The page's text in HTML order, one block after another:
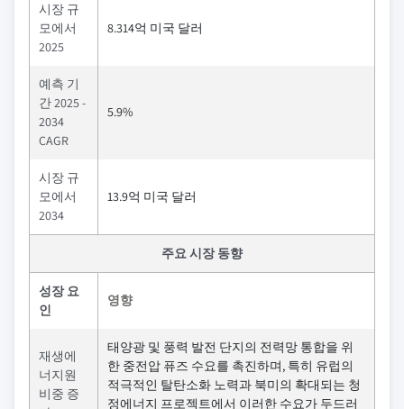
시장 규
모에서
2025
8.314억 미국 달러
예측 기
간 2025 -
2034
CAGR
5.9%
시장 규
모에서
2034
13.9억 미국 달러
주요 시장 동향
성장 요
인
영향
재생에
너지원
비중 증
태양광 및 풍력 발전 단지의 전력망 통합을 위
한 중전압 퓨즈 수요를 촉진하며, 특히 유럽의
적극적인 탈탄소화 노력과 북미의 확대되는 청
정에너지 프로젝트에서 이러한 수요가 두드러